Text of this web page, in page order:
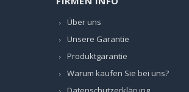
Über uns
Unsere Garantie
Produktgarantie
Warum kaufen Sie bei uns?